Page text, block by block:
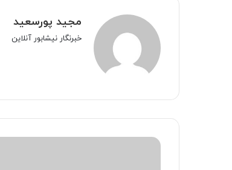
مجید پورسعید
خبرنگار نیشابور آنلاین